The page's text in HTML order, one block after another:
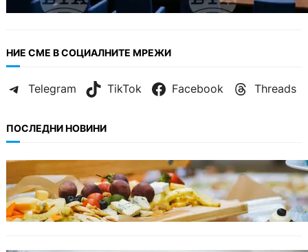
НИЕ СМЕ В СОЦИАЛНИТЕ МРЕЖИ
Telegram TikTok Facebook Threads
ПОСЛЕДНИ НОВИНИ
От август се променят осигурителните
вноски за седем икономически дейности.